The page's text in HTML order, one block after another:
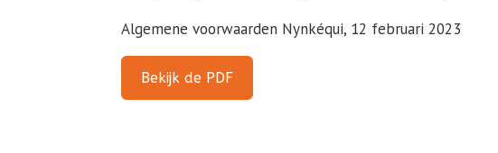
Algemene voorwaarden Nynkéqui, 12 februari 2023
Bekijk de PDF